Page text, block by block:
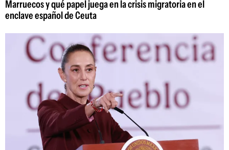
Marruecos y qué papel juega en la crisis migratoria en el
enclave español de Ceuta